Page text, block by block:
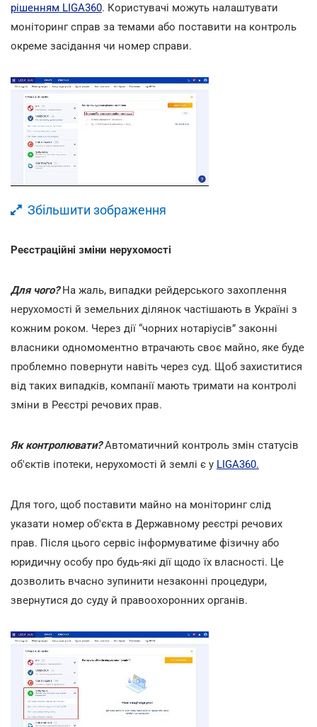
рішенням LIGA360. Користувачі можуть налаштувати
моніторинг справ за темами або поставити на контроль
окреме засідання чи номер справи.
Збільшити зображення
Реєстраційні зміни нерухомості
Для чого?На жаль, випадки рейдерського захоплення
нерухомості й земельних ділянок частішають в Україні з
кожним роком. Через дії “чорних нотаріусів” законні
власники одномоментно втрачають своє майно, яке буде
проблемно повернути навіть через суд. Щоб захиститися
від таких випадків, компанії мають тримати на контролі
зміни в Реєстрі речових прав.
Як контролювати?Автоматичний контроль змін статусів
об'єктів іпотеки, нерухомості й землі є у LIGA360.
Для того, щоб поставити майно на моніторинг слід
указати номер об'єкта в Державному реєстрі речових
прав. Після цього сервіс інформуватиме фізичну або
юридичну особу про будь-які дії щодо їх власності. Це
дозволить вчасно зупинити незаконні процедури,
звернутися до суду й правоохоронних органів.